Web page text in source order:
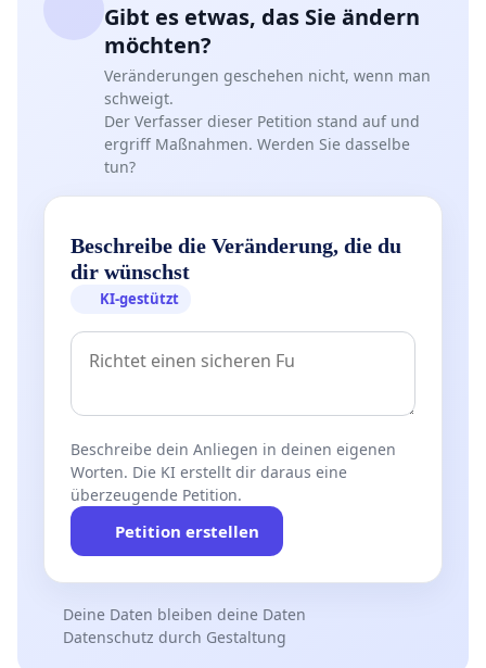
Gibt es etwas, das Sie ändern
möchten?
Veränderungen geschehen nicht, wenn man
schweigt.
Der Verfasser dieser Petition stand auf und
ergriff Maßnahmen. Werden Sie dasselbe
tun?
Beschreibe die Veränderung, die du
dir wünschst
KI-gestützt
Beschreibe dein Anliegen in deinen eigenen
Worten. Die KI erstellt dir daraus eine
überzeugende Petition.
Petition erstellen
Deine Daten bleiben deine Daten
Datenschutz durch Gestaltung